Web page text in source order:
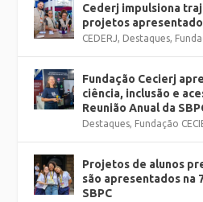
Cederj impulsiona
projetos
CEDERJ Destaques
Fundação Cecierj
ciência, inclusão e
Reunião Anual da
Destaques Fundação
Projetos de alunos
são apresentados na
SBPC